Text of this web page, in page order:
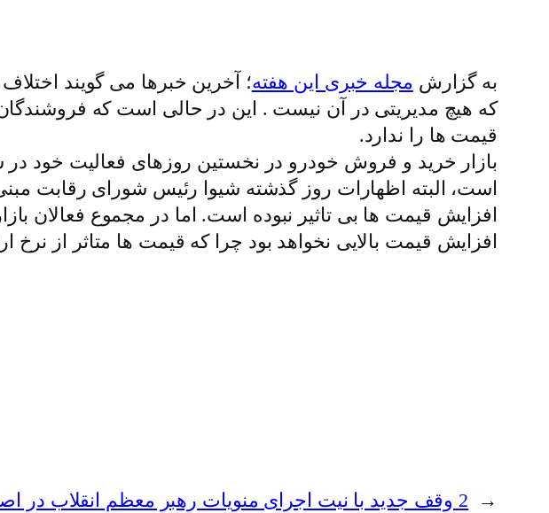
به گزارش مجله خبری این هفته
که هیچ مدیریتی در آن نیست . این در حالی است که
قیمت ها را ندارد.
است، البته اظهارات روز گذشته شیوا رئیس شورای رقابت
افزایش قیمت ها بی تاثیر نبوده است. اما در مجموع فعالان
افزایش قیمت بالایی نخواهد بود چرا که قیمت ها متاثر از
← 2 وقف جدید با نیت اجرای منویات رهبر معظم انقلاب در اصفهان به ثبت رسید